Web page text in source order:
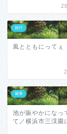
旅行
風とともにってぇ
健康
池が賑やかになっ
て／横浜市三渓園